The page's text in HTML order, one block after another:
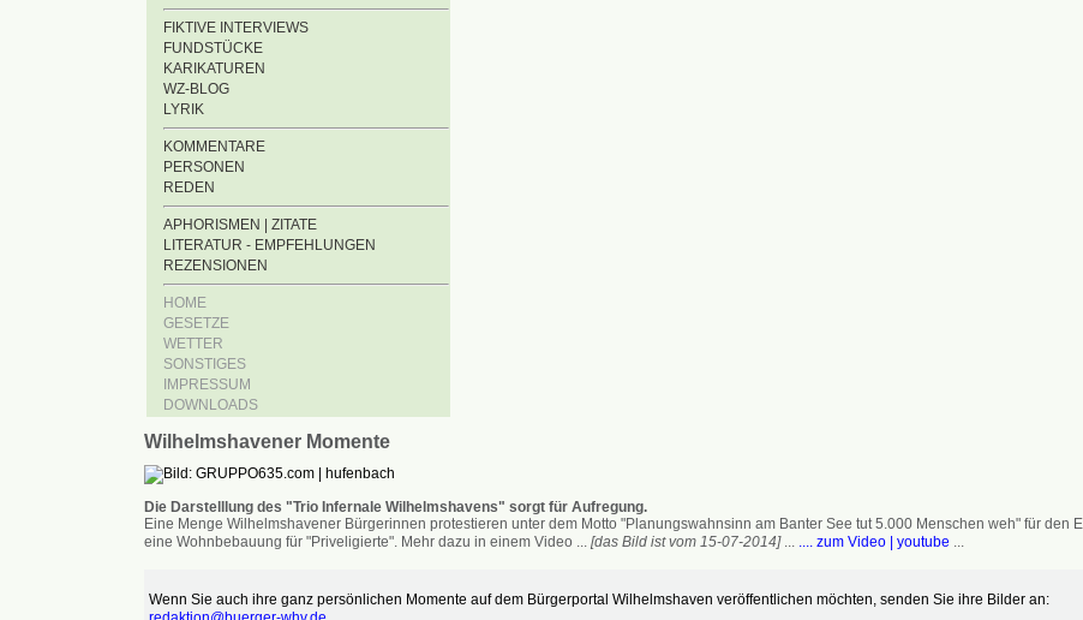
FIKTIVE INTERVIEWS
FUNDSTÜCKE
KARIKATUREN
WZ-BLOG
LYRIK
KOMMENTARE
PERSONEN
REDEN
APHORISMEN | ZITATE
LITERATUR - EMPFEHLUNGEN
REZENSIONEN
HOME
GESETZE
WETTER
SONSTIGES
IMPRESSUM
DOWNLOADS
Wilhelmshavener Momente
Die Darstelllung des "Trio Infernale Wilhelmshavens" sorgt für Aufregung.
Eine Menge Wilhelmshavener Bürgerinnen protestieren unter dem Motto "Planungswahnsinn am Banter See tut 5.000 Menschen weh" für den
eine Wohnbebauung für "Priveligierte". Mehr dazu in einem Video ... [das Bild ist vom 15-07-2014]... .... zum Video | youtube ...
Wenn Sie auch ihre ganz persönlichen Momente auf dem Bürgerportal Wilhelmshaven veröffentlichen möchten, senden Sie ihre Bilder an: